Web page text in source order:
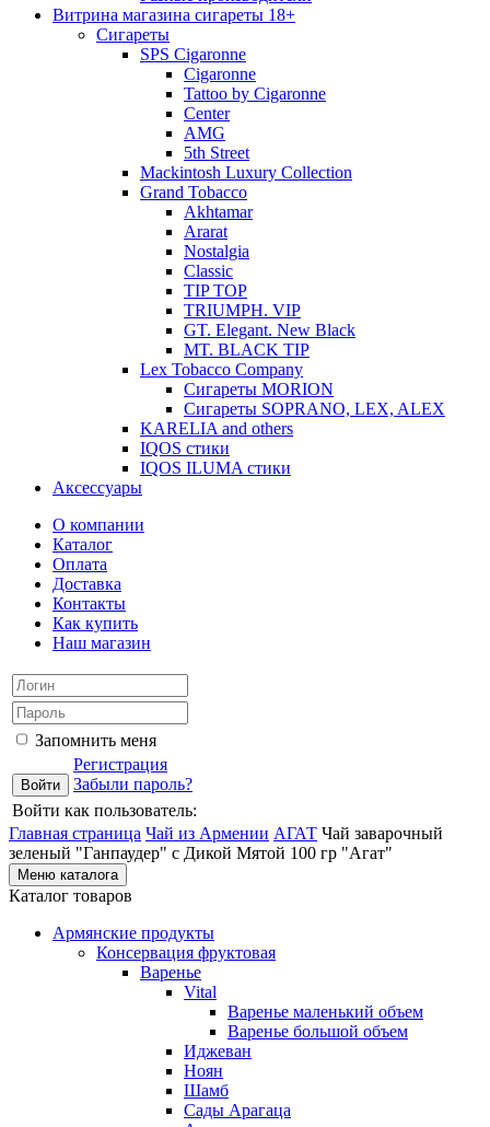
Витрина магазина сигареты 18+
Cигареты
SPS Cigaronne
Сigaronne
Tattoo by Cigaronne
Center
AMG
5th Street
Mackintosh Luxury Collection
Grand Tobacco
Akhtamar
Ararat
Nostalgia
Classic
TIP TOP
TRIUMPH. VIP
GT. Elegant. New Black
MT. BLACK TIP
Lex Tobacco Company
Сигареты MORION
Сигареты SOPRANO, LEX, ALEX
KARELIA and others
IQOS стики
IQOS ILUMA стики
Аксессуары
О компании
Каталог
Оплата
Доставка
Контакты
Как купить
Наш магазин
Запомнить меня
Регистрация
Забыли пароль?
Войти как пользователь:
Главная страница Чай из Армении АГАТ Чай заварочный
зеленый "Ганпаудер" с Дикой Мятой 100 гр "Агат"
Меню каталога
Каталог товаров
Армянские продукты
Консервация фруктовая
Варенье
Vital
Варенье маленький объем
Варенье большой объем
Иджеван
Ноян
Шамб
Сады Арагаца